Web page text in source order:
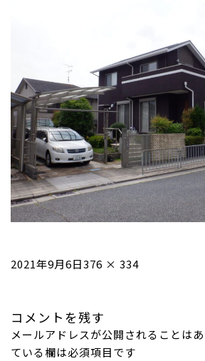
投
2021年9月6日フ
イ
ズ
376 × 334
コメントを残す
メールアドレスが公開されることはあ
ている欄は必須項目です